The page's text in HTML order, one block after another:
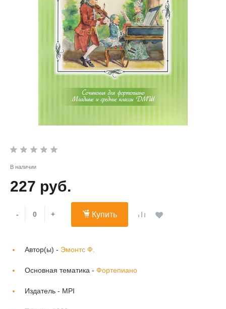
В наличии
227 руб.
- + Купить
Автор(ы) - Эмонтс Ф.
Основная тематика - Фортепиано
Издатель - MPI